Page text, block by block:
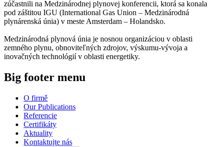
zúčastnili na Medzinárodnej plynovej konferencii, ktorá sa konala
pod záštitou IGU (International Gas Union – Medzinárodná
plynárenská únia) v meste Amsterdam – Holandsko.
Medzinárodná plynová únia je nosnou organizáciou v oblasti
zemného plynu, obnoviteľných zdrojov, výskumu-vývoja a
inovačných technológií v oblasti energetiky.
Big footer menu
O firmě
Our Publications
Referencie
Certifikáty
Aktuality
Kontaktujte nás